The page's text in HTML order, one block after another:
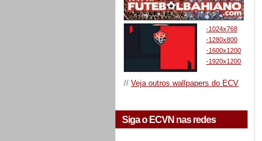
-1024x768
-1280x800
-1600x1200
-1920x1200
// Veja outros wallpapers do ECV
Siga o ECVN nas redes